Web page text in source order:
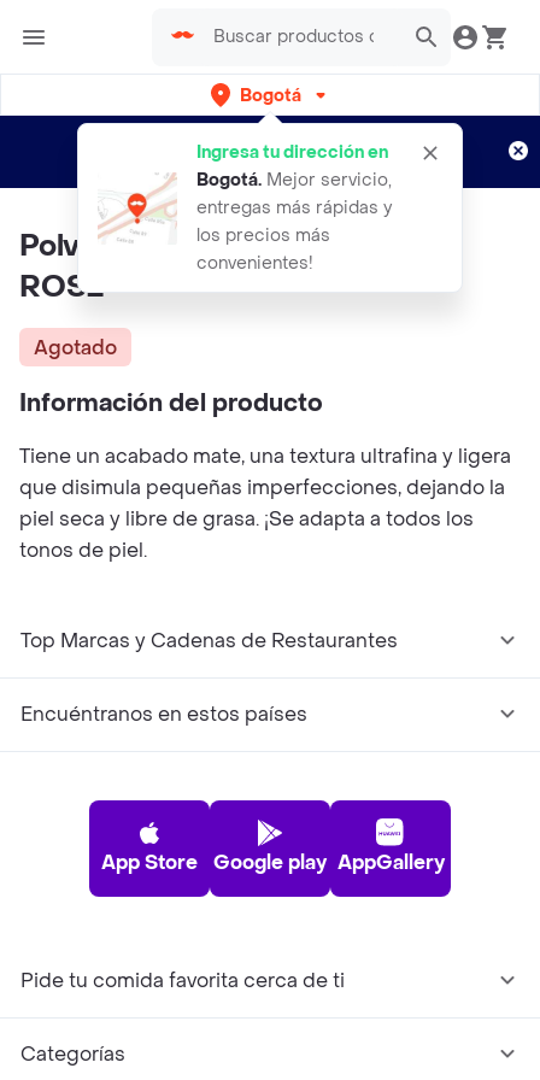
Bogotá
Ingresa tu dirección en
Bogotá. Mejor servicio,
entregas más rápidas y
los precios más
convenientes!
envíos gratis por semanas
Aplican TyC
Polvo Translucido Feels RUBY
ROSE
Agotado
Información del producto
Tiene un acabado mate, una textura ultrafina y ligera
que disimula pequeñas imperfecciones, dejando la
piel seca y libre de grasa. ¡Se adapta a todos los
tonos de piel.
Top Marcas y Cadenas de Restaurantes
Encuéntranos en estos países
App Store Google play AppGallery
Pide tu comida favorita cerca de ti
Categorías